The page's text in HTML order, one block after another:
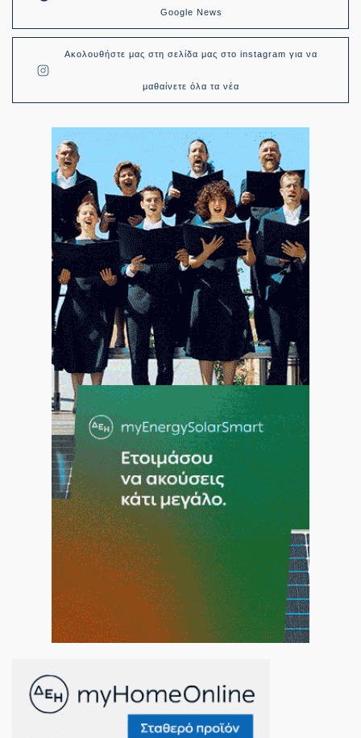
Google News
Ακολουθήστε μας στη σελίδα μας στο instagram για να
μαθαίνετε όλα τα νέα